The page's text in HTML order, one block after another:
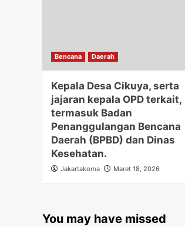
Bencana Daerah
Kepala Desa Cikuya, serta
jajaran kepala OPD terkait,
termasuk Badan
Penanggulangan Bencana
Daerah (BPBD) dan Dinas
Kesehatan.
Jakartakoma Maret 18, 2026
You may have missed